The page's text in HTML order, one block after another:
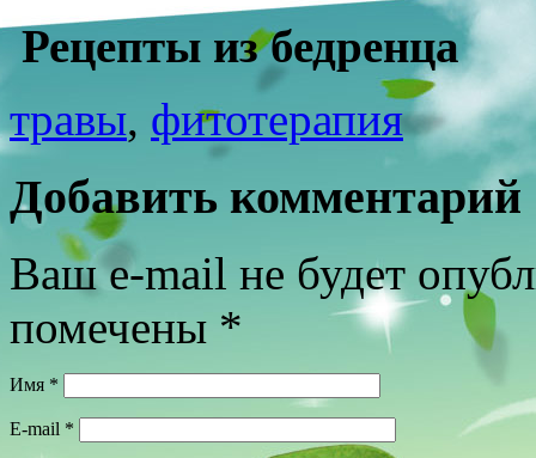
Рецепты из бедренца
травы, фитотерапия
Добавить комментарий
Ваш e-mail не будет
помечены *
Имя *
E-mail *